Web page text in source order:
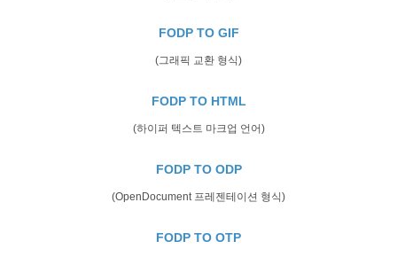
FODP TO GIF
(그래픽 교환 형식)
FODP TO HTML
(하이퍼 텍스트 마크업 언어)
FODP TO ODP
(OpenDocument 프레젠테이션 형식)
FODP TO OTP